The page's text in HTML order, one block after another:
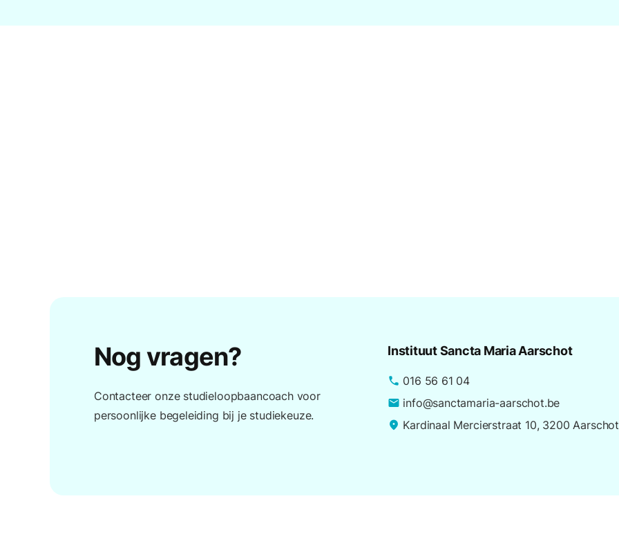
Nog vragen?
Contacteer onze studieloopbaancoach voor
persoonlijke begeleiding bij je studiekeuze.
Instituut Sancta Maria Aarschot
phone 016 56 61 04
email info@sanctamaria-aarschot.be
place Kardinaal Mercierstraat 10, 3200 Aarschot